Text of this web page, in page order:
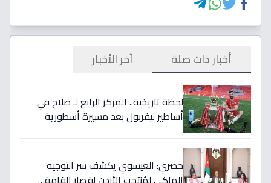
أخبار ذات صلة آخر الأخبار
لحظة تاريخية.. المركز الرابع لـ صلاح في
أساطير ليفربول بعد مسيرة أسطورية
حصري: العيسوي يكشف سر التوجيه